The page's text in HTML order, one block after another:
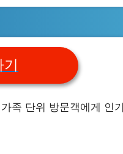
족 단위 방문객에게 인